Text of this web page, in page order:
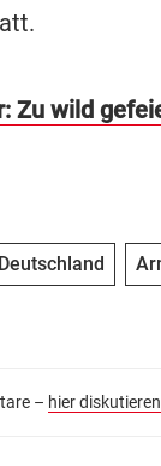
Zu wild
– hier diskutieren